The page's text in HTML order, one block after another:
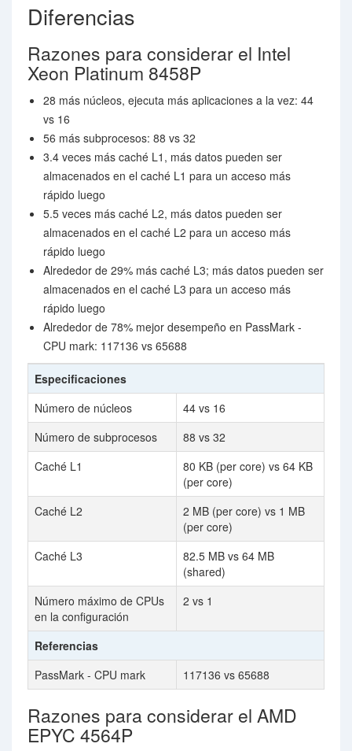
Diferencias
Razones para considerar el Intel
Xeon Platinum 8458P
28 más núcleos, ejecuta más aplicaciones a la vez: 44
vs 16
56 más subprocesos: 88 vs 32
3.4 veces más caché L1, más datos pueden ser
almacenados en el caché L1 para un acceso más
rápido luego
5.5 veces más caché L2, más datos pueden ser
almacenados en el caché L2 para un acceso más
rápido luego
Alrededor de 29% más caché L3; más datos pueden ser
almacenados en el caché L3 para un acceso más
rápido luego
Alrededor de 78% mejor desempeño en PassMark -
CPU mark: 117136 vs 65688
Especificaciones
Número de núcleos
44 vs 16
Número de subprocesos
88 vs 32
Caché L1
80 KB (per core) vs 64 KB
(per core)
Caché L2
2 MB (per core) vs 1 MB
(per core)
Caché L3
82.5 MB vs 64 MB
(shared)
Número máximo de CPUs
en la configuración
2 vs 1
Referencias
PassMark - CPU mark
117136 vs 65688
Razones para considerar el AMD
EPYC 4564P